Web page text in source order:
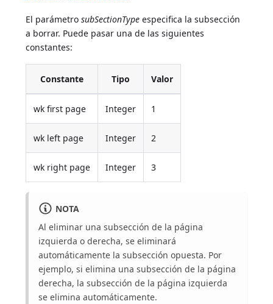
El parámetrosubSectionType especifica la subsección
a borrar. Puede pasar una de las siguientes
constantes:
Constante Tipo Valor
wk first page Integer 1
wk left page Integer 2
wk right page Integer 3
NOTA
Al eliminar una subsección de la página
izquierda o derecha, se eliminará
automáticamente la subsección opuesta. Por
ejemplo, si elimina una subsección de la página
derecha, la subsección de la página izquierda
se elimina automáticamente.